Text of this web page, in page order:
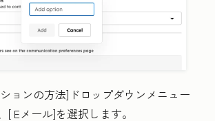
ョンの方法]ドロップダウンメニュー
[ Eメール]を選択します。